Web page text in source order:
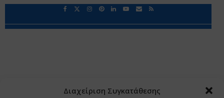
Διαχείριση Συγκατάθεσης
Copyright 2009 - 2026 © Χαραμή Α.Ε.